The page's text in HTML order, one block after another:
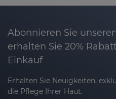
Zu viel Sonne kann die
Risiko von Hautkrebs
erhöhen. Mit einem
optimalen Schutz mit
Abonnieren Sie
erhalten Sie 20%
Einkauf
Erhalten Sie Neuigkeiten,
die Pflege Ihrer Haut.